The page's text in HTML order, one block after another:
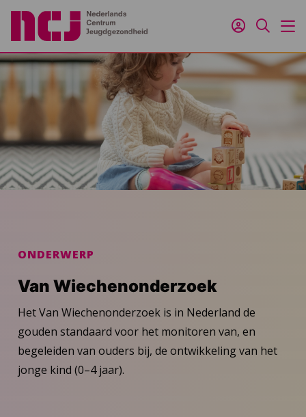
Inloggen
Zoeken
ONDERWERP
Van Wiechenonderzoek
Het Van Wiechenonderzoek is in Nederland de
gouden standaard voor het monitoren van, en
begeleiden van ouders bij, de ontwikkeling van het
jonge kind (0–4 jaar).